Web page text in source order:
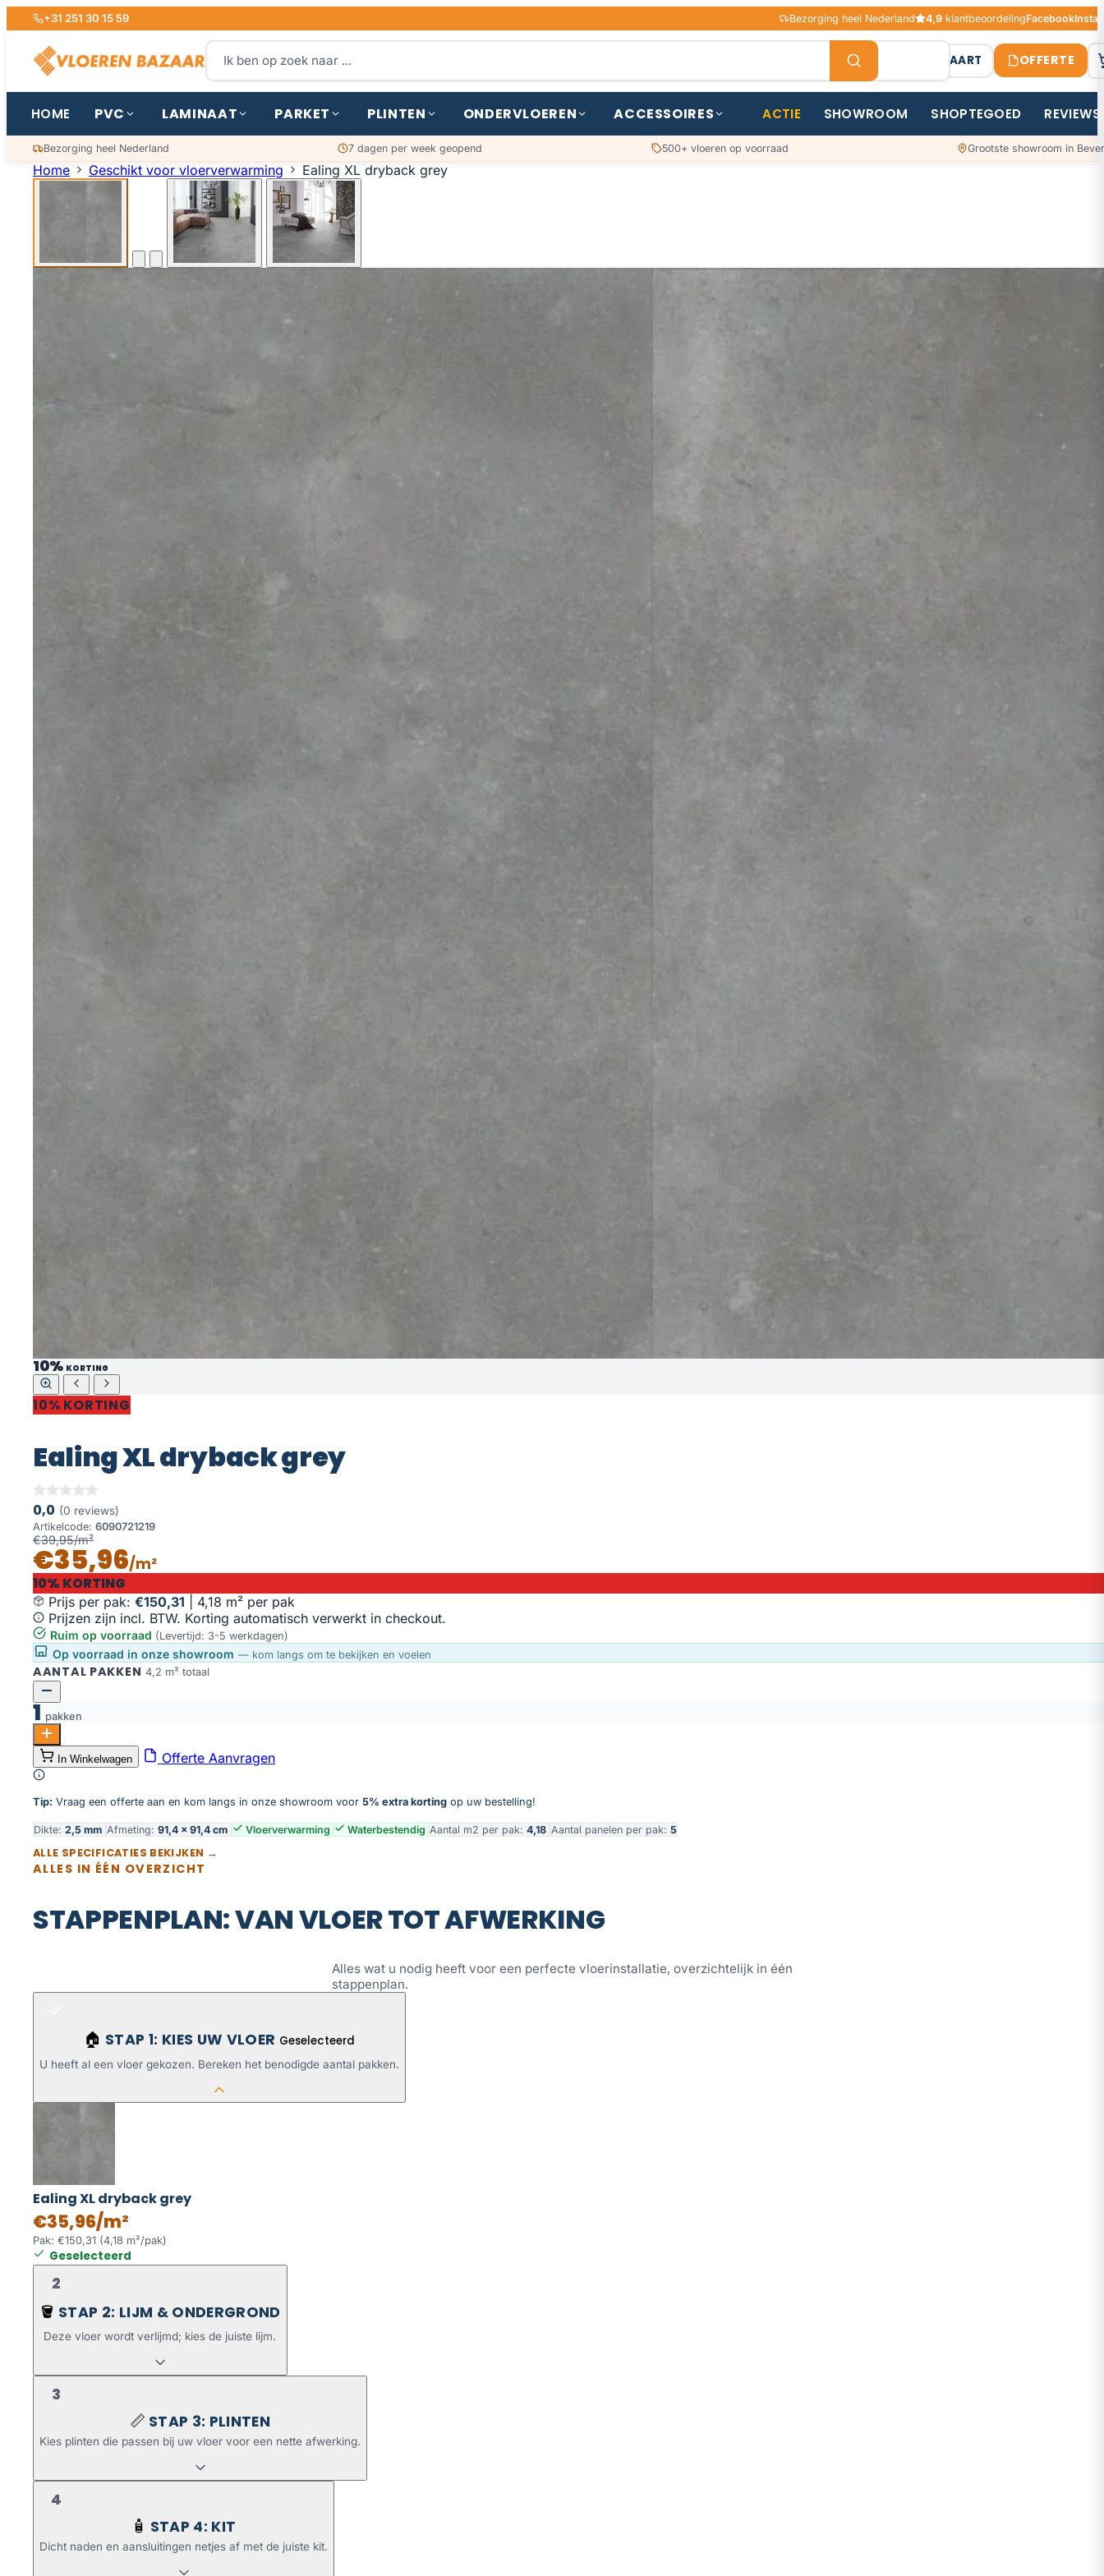
+31 251 30 15 59 Bezorging heel Nederland 4,9 klantbeoordelingFacebook
STAALKAART OFFERTE
HOME PVC LAMINAAT PARKET PLINTEN ONDERVLOEREN ACCESSOIRES ACTIE SHOWROOM SHOPTEGOED REVIEWS
Bezorging heel Nederland 7 dagen per week geopend 500+ vloeren op voorraad Grootste showroom in
Home Geschikt voor vloerverwarming Ealing XL dryback grey
10% KORTING
10% KORTING
Ealing XL dryback grey
0,0 (0 reviews)
Artikelcode: 6090721219
€39,95/m²
€35,96/m²
10% KORTING
Prijs per pak: €150,31
4,18 m² per pak
Prijzen zijn incl. BTW. Korting automatisch verwerkt in checkout.
Ruim op voorraad (Levertijd: 3-5 werkdagen)
Op voorraad in onze showroom — kom langs om te bekijken en voelen
AANTAL PAKKEN 4,2 m² totaal
1 pakken
Ealing XL dryback grey aantal
Toevoegen aan winkelwagen
In Winkelwagen Offerte Aanvragen
Tip: Vraag een offerte aan en kom langs in onze showroom voor 5% extra korting op uw bestelling!
Dikte: 2,5 mm Afmeting: 91,4 × 91,4 cm Vloerverwarming Waterbestendig Aantal m2 per pak: 4,18 Aantal panelen per pak: 5
ALLE SPECIFICATIES BEKIJKEN →
ALLES IN ÉÉN OVERZICHT
STAPPENPLAN: VAN VLOER TOT AFWERKING
Alles wat u nodig heeft voor een perfecte vloerinstallatie, overzichtelijk in één
stappenplan.
🏠 STAP 1: KIES UW VLOER Geselecteerd
U heeft al een vloer gekozen. Bereken het benodigde aantal pakken.
Ealing XL dryback grey
€35,96/m²
Pak: €150,31 (4,18 m²/pak)
Geselecteerd
2
🪣 STAP 2: LIJM & ONDERGROND
Deze vloer wordt verlijmd; kies de juiste lijm.
3
📏 STAP 3: PLINTEN
Kies plinten die passen bij uw vloer voor een nette afwerking.
4
🧴 STAP 4: KIT
Dicht naden en aansluitingen netjes af met de juiste kit.